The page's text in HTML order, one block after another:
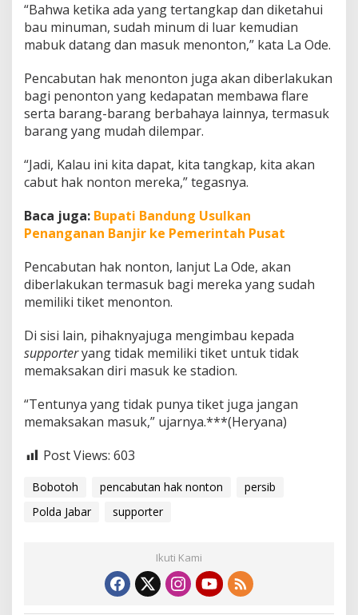
r
t
e
l
a
n
g
a
r
u
r
n
“Bahwa ketika ada yang tertangkap dan diketahui
bau minuman, sudah minum di luar kemudian
mabuk datang dan masuk menonton,” kata La Ode.
Pencabutan hak menonton juga akan diberlakukan
bagi penonton yang kedapatan membawa flare
serta barang-barang berbahaya lainnya, termasuk
barang yang mudah dilempar.
“Jadi, Kalau ini kita dapat, kita tangkap, kita akan
cabut hak nonton mereka,” tegasnya.
Baca juga: Bupati Bandung Usulkan
Penanganan Banjir ke Pemerintah Pusat
Pencabutan hak nonton, lanjut La Ode, akan
diberlakukan termasuk bagi mereka yang sudah
memiliki tiket menonton.
Di sisi lain, pihaknyajuga mengimbau kepada
supporteryang tidak memiliki tiket untuk tidak
memaksakan diri masuk ke stadion.
“Tentunya yang tidak punya tiket juga jangan
memaksakan masuk,” ujarnya.***(Heryana)
Post Views: 603
Bobotoh pencabutan hak nonton
persib
Polda Jabar
supporter
Ikuti Kami